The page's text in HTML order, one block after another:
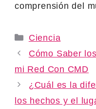
comprensión del
Categories
Ciencia
Cómo Saber
mi Red Con CMD
¿Cuál es la
los hechos y el